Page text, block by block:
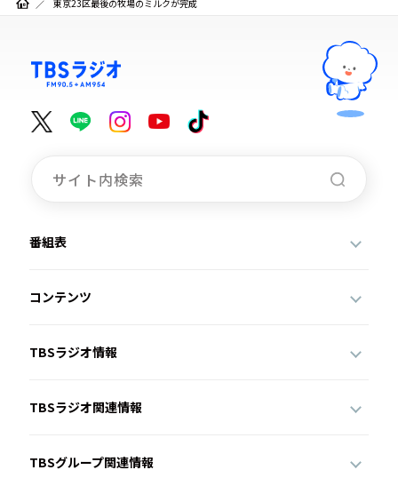
東京23区最後の牧場のミルクが完成
番組表
コンテンツ
TBSラジオ情報
TBSラジオ関連情報
TBSグループ関連情報